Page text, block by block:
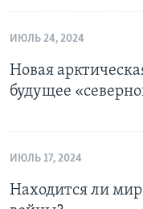
ИЮЛЬ 24, 2024
Новая
будущее
ИЮЛЬ 17, 2024
Находится ли